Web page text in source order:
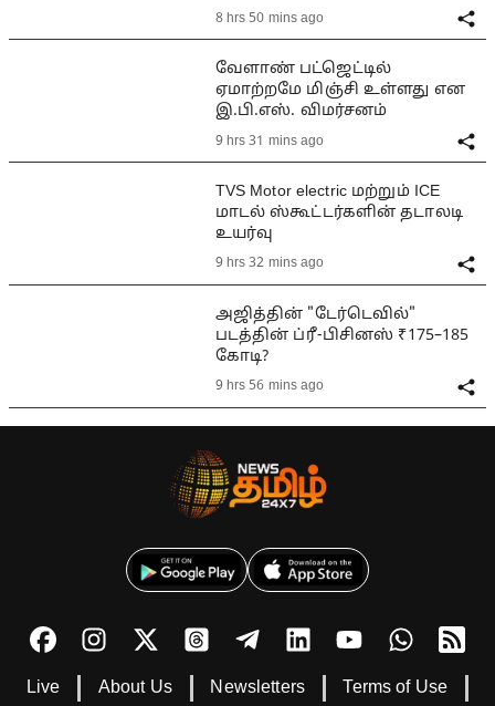
8 hrs 50 mins ago
வேளாண் பட்ஜெட்டில்
ஏமாற்றமே மிஞ்சி உள்ளது என
இ.பி.எஸ். விமர்சனம்
9 hrs 31 mins ago
TVS Motor electric மற்றும் ICE
மாடல் ஸ்கூட்டர்களின் தடாலடி
உயர்வு
9 hrs 32 mins ago
அஜித்தின் "டேர்டெவில்"
படத்தின் ப்ரீ-பிசினஸ் ₹175–185
கோடி?
9 hrs 56 mins ago
Live About Us Newsletters
Terms of Use